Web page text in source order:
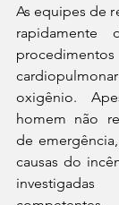
As equipes de
oxigênio.
homem não
de
causas do